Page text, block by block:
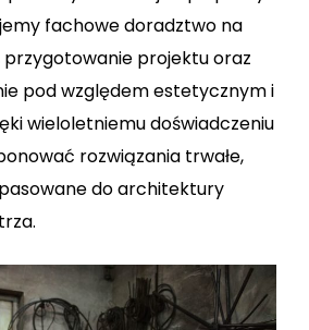
fachowe doradztwo na
projektu oraz
pod względem estetycznym i
wieloletniemu doświadczeniu
rozwiązania trwałe,
do architektury